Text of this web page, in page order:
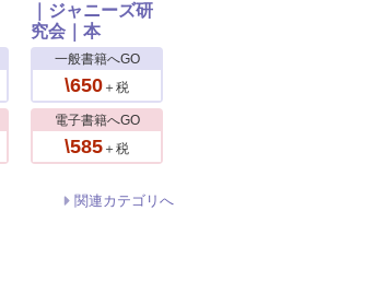
｜ジャニーズ研
究会｜本
一般書籍へGO
\650 ＋税
電子書籍へGO
\585 ＋税
関連カテゴリへ